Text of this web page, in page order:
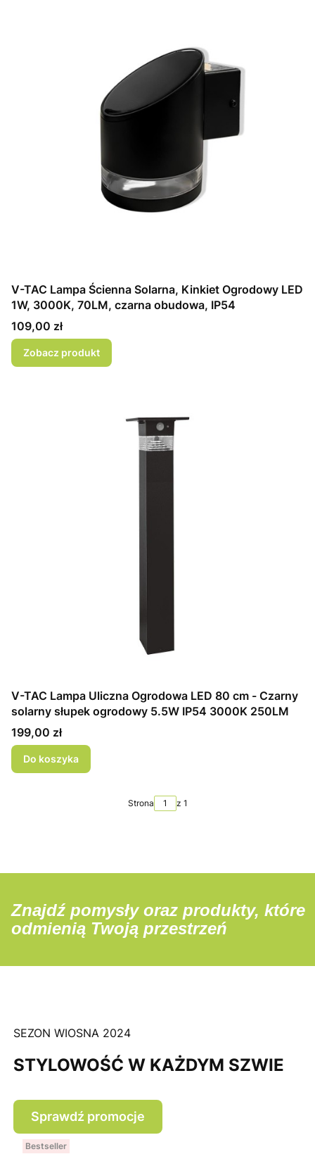
V-TAC Lampa Ścienna Solarna, Kinkiet Ogrodowy LED
1W, 3000K, 70LM, czarna obudowa, IP54
Cena
109,00 zł
Zobacz produkt
V-TAC Lampa Uliczna Ogrodowa LED 80 cm - Czarny
solarny słupek ogrodowy 5.5W IP54 3000K 250LM
Cena
199,00 zł
Do koszyka
Strona z 1
Znajdź pomysły oraz produkty, które
odmienią Twoją przestrzeń
SEZON WIOSNA 2024
STYLOWOŚĆ W KAŻDYM SZWIE
Sprawdź promocje
Bestseller